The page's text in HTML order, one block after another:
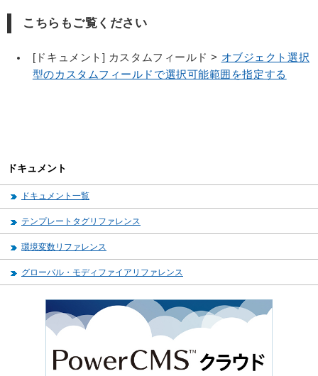
こちらもご覧ください
[ドキュメント] カスタムフィールド > オブジェクト選択
型のカスタムフィールドで選択可能範囲を指定する
ドキュメント
ドキュメント一覧
テンプレートタグリファレンス
環境変数リファレンス
グローバル・モディファイアリファレンス